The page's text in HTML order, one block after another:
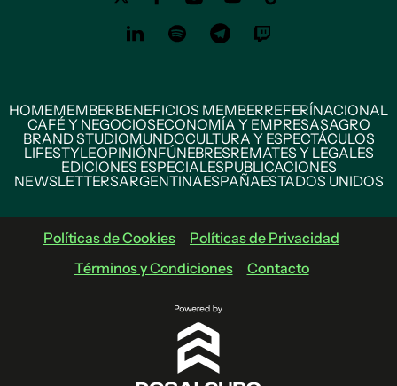
HOMEMEMBERBENEFICIOS MEMBERREFERÍNACIONAL
CAFÉ Y NEGOCIOSECONOMÍA Y EMPRESASAGRO
BRAND STUDIOMUNDOCULTURA Y ESPECTÁCULOS
LIFESTYLEOPINIÓNFÚNEBRESREMATES Y LEGALES
EDICIONES ESPECIALESPUBLICACIONES
NEWSLETTERSARGENTINAESPAÑAESTADOS UNIDOS
Políticas de Cookies
Políticas de Privacidad
Términos y Condiciones
Contacto